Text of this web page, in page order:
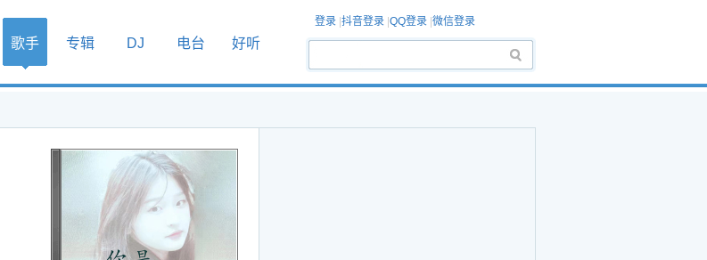
歌手 专辑 DJ 电台 好听
登录 抖音登录 QQ登录 微信登录